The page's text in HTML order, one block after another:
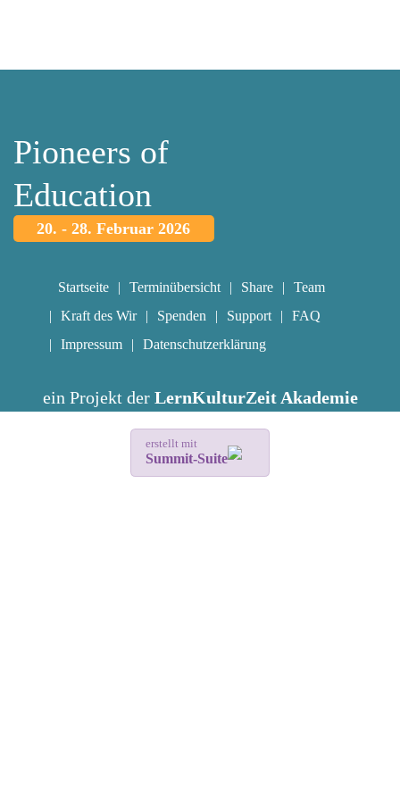
Pioneers of
Education
20. - 28. Februar 2026
Startseite Terminübersicht Share
Team
Kraft des Wir
Spenden Support
FAQ
Impressum
Datenschutzerklärung
ein Projekt der LernKulturZeit Akademie
erstellt mit
Summit-Suite